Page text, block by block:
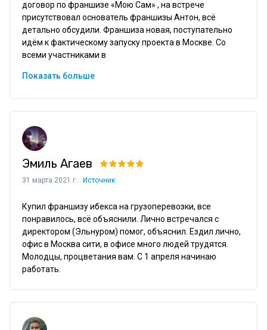
договор по франшизе «Мою Сам» , на встрече
присутствовал основатель франшизы Антон, всё
детально обсудили. Франшиза новая, поступательно
идём к фактическому запуску проекта в Москве. Со
всеми участниками в
Показать больше
Эмиль Агаев
31 марта 2021 г. Источник
Купил франшизу ибекса на грузоперевозки, все
понравилось, всё объяснили. Лично встречался с
директором (Эльнуром) помог, объяснил. Ездил лично,
офис в Москва сити, в офисе много людей трудятся.
Молодцы, процветания вам. С 1 апреля начинаю
работать.